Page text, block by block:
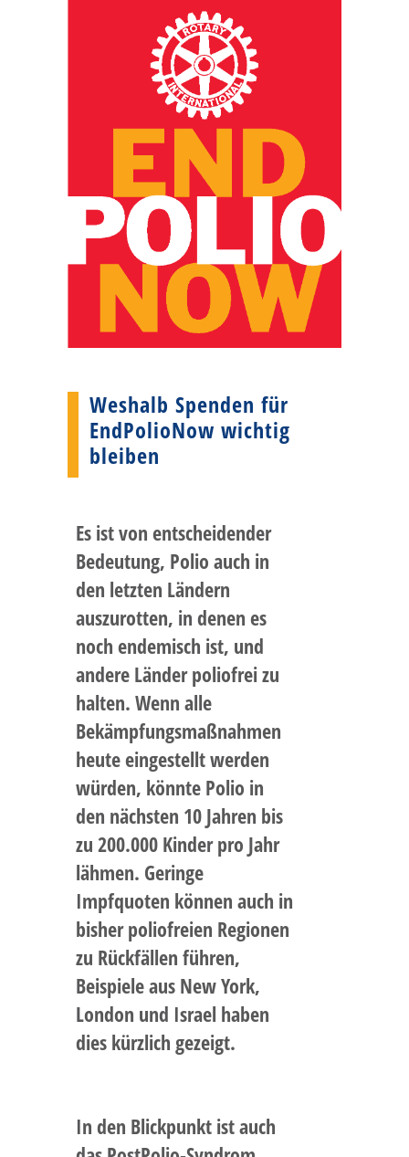
Weshalb Spenden für
EndPolioNow wichtig
bleiben
Es ist von entscheidender
Bedeutung, Polio auch in
den letzten Ländern
auszurotten, in denen es
noch endemisch ist, und
andere Länder poliofrei zu
halten. Wenn alle
Bekämpfungsmaßnahmen
heute eingestellt werden
würden, könnte Polio in
den nächsten 10 Jahren bis
zu 200.000 Kinder pro Jahr
lähmen. Geringe
Impfquoten können auch in
bisher poliofreien Regionen
zu Rückfällen führen,
Beispiele aus New York,
London und Israel haben
dies kürzlich gezeigt.
In den Blickpunkt ist auch